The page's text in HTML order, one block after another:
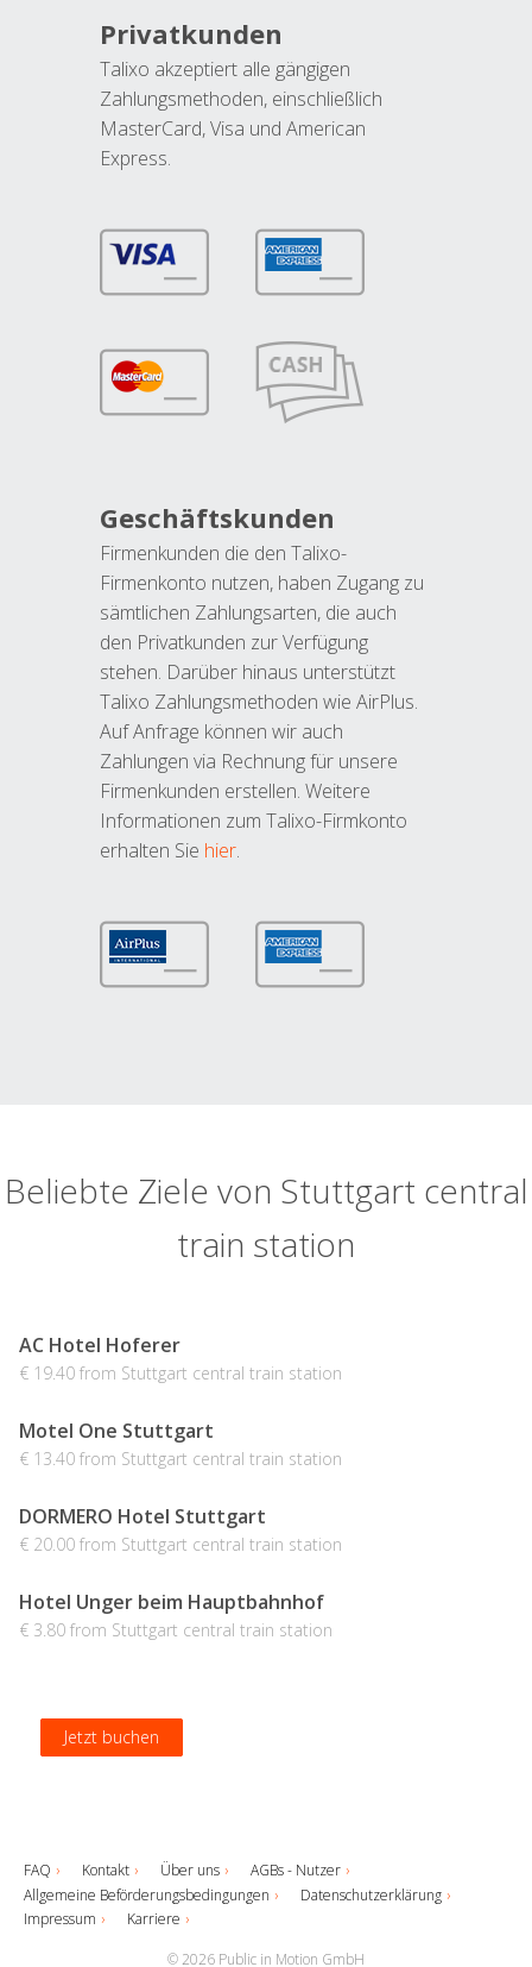
Privatkunden
Talixo akzeptiert alle gängigen
Zahlungsmethoden, einschließlich
MasterCard, Visa und American
Express.
Geschäftskunden
Firmenkunden die den Talixo-
Firmenkonto nutzen, haben Zugang zu
sämtlichen Zahlungsarten, die auch
den Privatkunden zur Verfügung
stehen. Darüber hinaus unterstützt
Talixo Zahlungsmethoden wie AirPlus.
Auf Anfrage können wir auch
Zahlungen via Rechnung für unsere
Firmenkunden erstellen. Weitere
Informationen zum Talixo-Firmkonto
erhalten Sie hier.
Beliebte Ziele von Stuttgart central
train station
AC Hotel Hoferer
€ 19.40 from Stuttgart central train station
Jetzt buchen
Motel One Stuttgart
€ 13.40 from Stuttgart central train station
Jetzt buchen
DORMERO Hotel Stuttgart
€ 20.00 from Stuttgart central train station
Jetzt buchen
Hotel Unger beim Hauptbahnhof
€ 3.80 from Stuttgart central train station
Jetzt buchen
FAQ Kontakt Über uns
AGBs - Nutzer
Allgemeine Beförderungsbedingungen
Datenschutzerklärung
Impressum
Karriere
© 2026 Public in Motion GmbH